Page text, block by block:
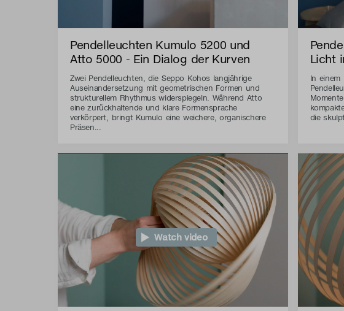
Pendelleuchten Kumulo 5200 und
Atto 5000 - Ein Dialog der Kurven
Zwei Pendelleuchten, die Seppo Kohos langjährige
Auseinandersetzung mit geometrischen Formen und
strukturellem Rhythmus widerspiegeln. Während Atto
eine zurückhaltende und klare Formensprache
verkörpert, bringt Kumulo eine weichere, organischere
Präsen...
Licht
In einem
die
Watch video